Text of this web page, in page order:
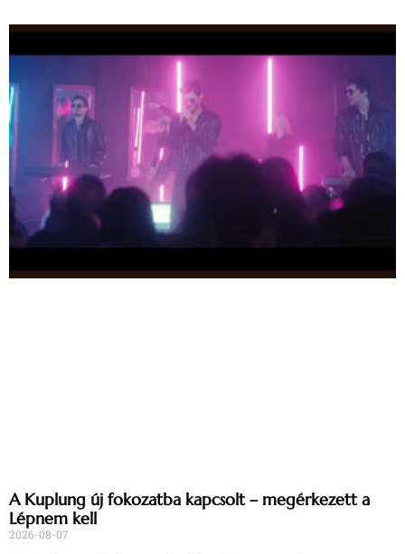
A Kuplung új fokozatba kapcsolt – megérkezett a
Lépnem kell
2026-08-07